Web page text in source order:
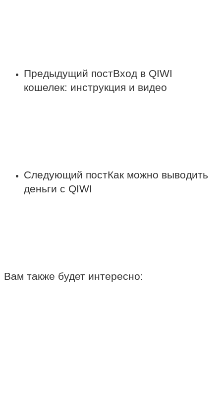
Предыдущий постВход в QIWI
кошелек: инструкция и видео
Следующий постКак можно выводить
деньги с QIWI
Вам также будет интересно: